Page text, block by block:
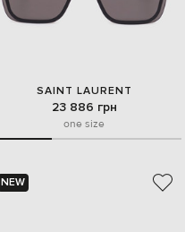
SAINT LAURENT
23 886 грн
one size
NEW